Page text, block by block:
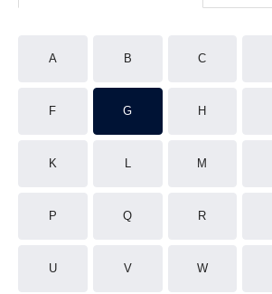
A B C
F G H
K L M
P Q R
U V W